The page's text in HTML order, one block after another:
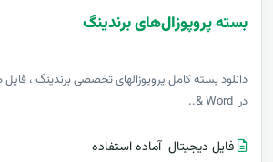
بسته پروپوزال‌های برندینگ
دانلود بسته کامل پروپوزالهای تخصصی برندینگ ، فایل
در Word &..
فایل دیجیتال آماده استفاده